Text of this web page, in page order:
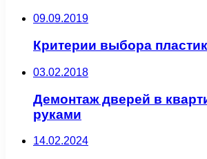
09.09.2019
Критерии выбора
03.02.2018
Демонтаж дверей в
руками
14.02.2024